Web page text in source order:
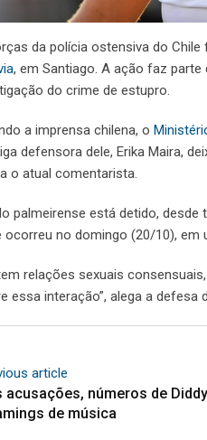
da polícia ostensiva do
, em Santiago. A ação faz
do crime de estupro.
a imprensa chilena, o
defensora dele, Erika Maira,
o atual comentarista.
palmeirense está detido, desde
ocorreu no domingo (20/10), em
relações sexuais
essa interação”, alega a defesa
article
acusações, números de
de música